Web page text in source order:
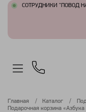
СОТРУДНИКИ "ПОВОД
Главная Каталог
Подарочная корзина «Азбука